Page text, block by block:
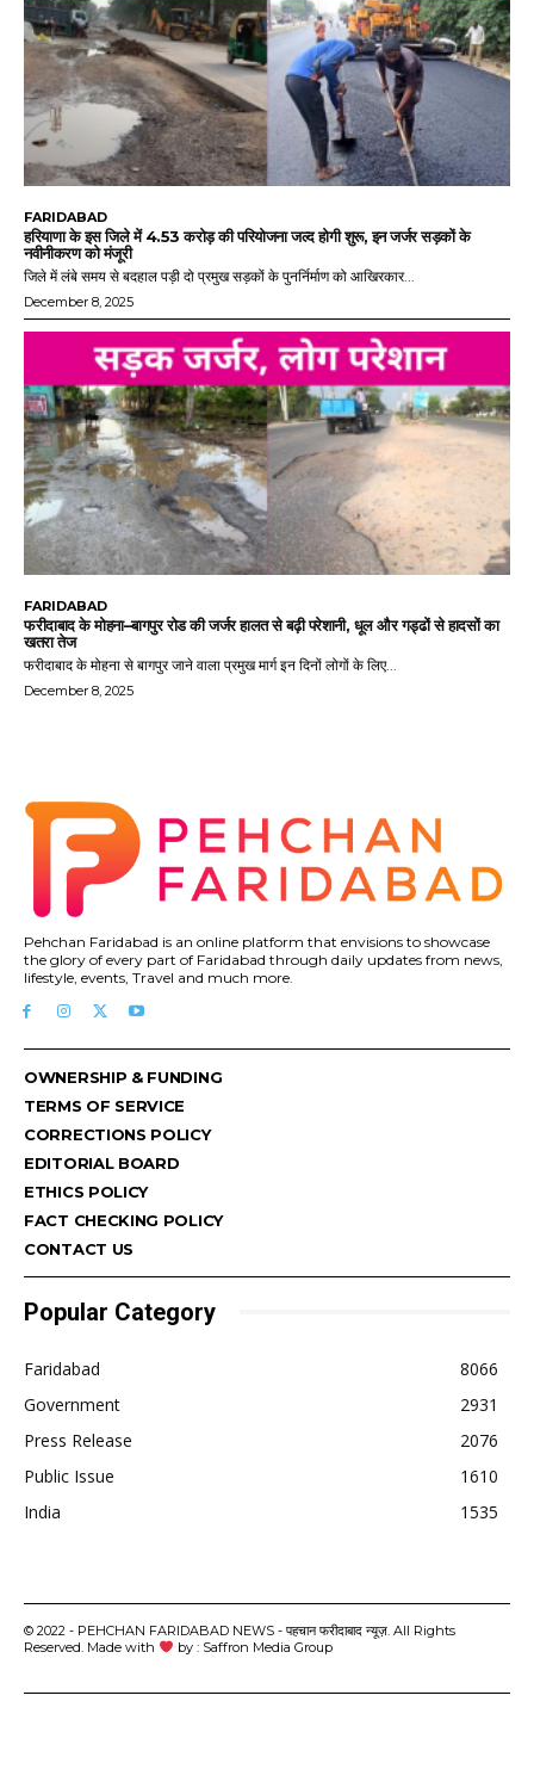
FARIDABAD
हरियाणा के इस जिले में 4.53 करोड़ की परियोजना जल्द होगी शुरू, इन जर्जर सड़कों के
नवीनीकरण को मंजूरी
जिले में लंबे समय से बदहाल पड़ी दो प्रमुख सड़कों के पुनर्निर्माण को आखिरकार...
December 8, 2025
FARIDABAD
फरीदाबाद के मोहना–बागपुर रोड की जर्जर हालत से बढ़ी परेशानी, धूल और गड्ढों से हादसों का
खतरा तेज
फरीदाबाद के मोहना से बागपुर जाने वाला प्रमुख मार्ग इन दिनों लोगों के लिए...
December 8, 2025
Pehchan Faridabad is an online platform that envisions to showcase
the glory of every part of Faridabad through daily updates from news,
lifestyle, events, Travel and much more.
OWNERSHIP & FUNDING
TERMS OF SERVICE
CORRECTIONS POLICY
EDITORIAL BOARD
ETHICS POLICY
FACT CHECKING POLICY
CONTACT US
Popular Category
Faridabad
8066
Government
2931
Press Release
2076
Public Issue
1610
India
1535
© 2022 - PEHCHAN FARIDABAD NEWS - पहचान फरीदाबाद न्यूज़. All Rights
Reserved. Made with
by : Saffron Media Group